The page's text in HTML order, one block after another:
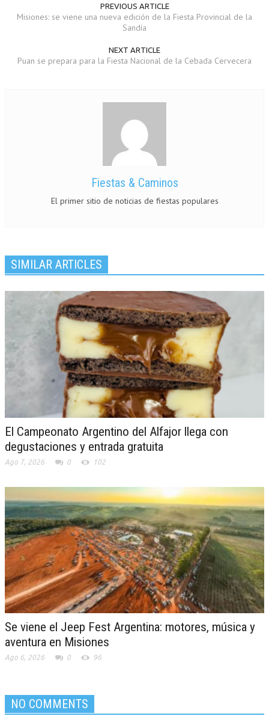
PREVIOUS ARTICLE
Misiones: se viene una nueva edición de la Fiesta Provincial de la
Sandía
NEXT ARTICLE
Puan se prepara para la Fiesta Nacional de la Cebada Cervecera
Fiestas & Caminos
El primer sitio de noticias de fiestas populares
SIMILAR ARTICLES
El Campeonato Argentino del Alfajor llega con
degustaciones y entrada gratuita
Ago 7, 2026 0 102
Se viene el Jeep Fest Argentina: motores, música y
aventura en Misiones
Ago 6, 2026 0 96
NO COMMENTS